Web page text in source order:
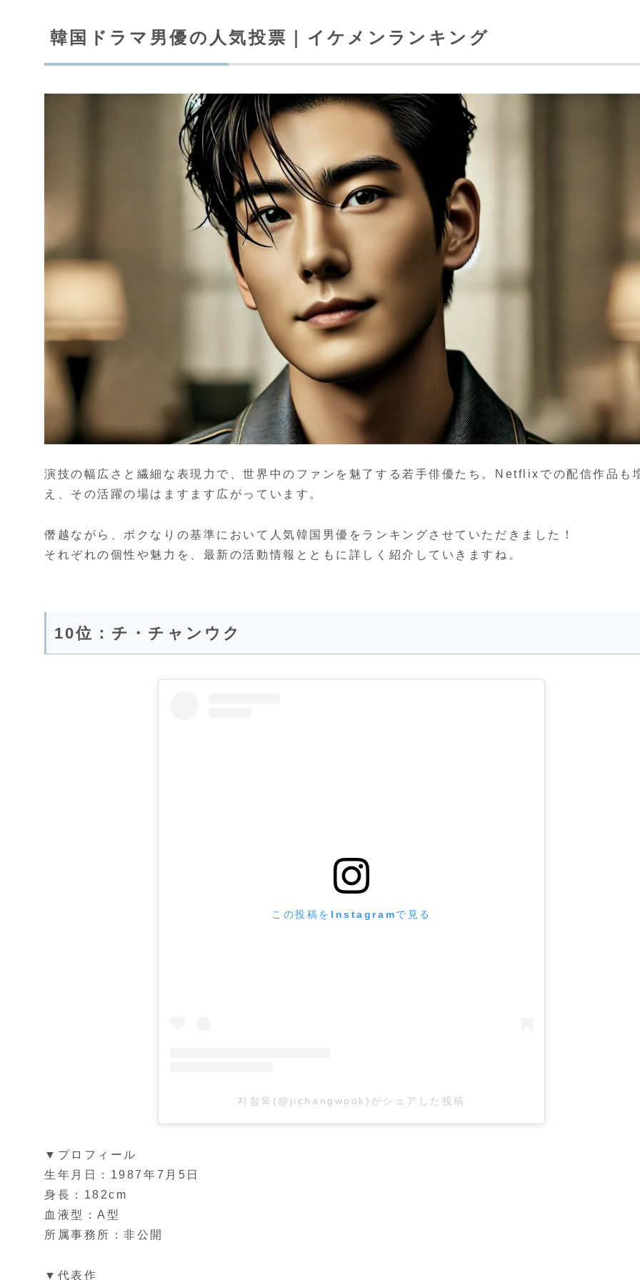
韓国ドラマ男優の人気投票｜イケメンランキング
演技の幅広さと繊細な表現力で、世界中のファンを魅了する若手俳優たち。Netflixでの配信作品も
え、その活躍の場はますます広がっています。
僭越ながら、ボクなりの基準において人気韓国男優をランキングさせていただきました！
それぞれの個性や魅力を、最新の活動情報とともに詳しく紹介していきますね。
10位：チ・チャンウク
この投稿をInstagramで見る
지창욱(@jichangwook)がシェアした投稿
▼プロフィール
生年月日：1987年7月5日
身長：182cm
血液型：A型
所属事務所：非公開
▼代表作